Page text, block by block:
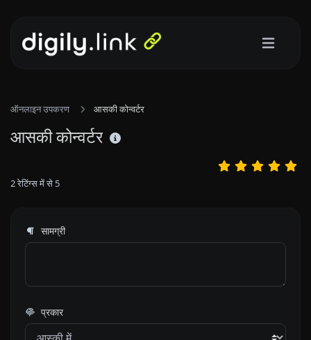
ऑनलाइन उपकरण आसकी कोन्वर्टर
आसकी कोन्वर्टर
2रेटिंग्स में से 5
सामग्री
प्रकार